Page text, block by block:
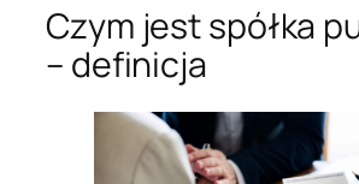
Czym jest spółka
– definicja